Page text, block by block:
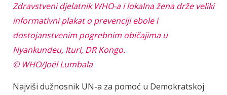
Zdravstveni djelatnik WHO-a i lokalna žena drže veliki
informativni plakat o prevenciji ebole i
dostojanstvenim pogrebnim običajima u
Nyankundeu, Ituri, DR Kongo.
© WHO/Joël Lumbala
Najviši dužnosnik UN-a za pomoć u Demokratskoj